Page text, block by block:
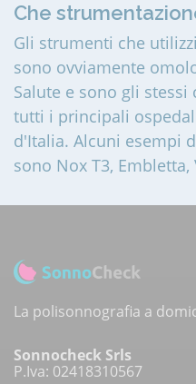
Che
Gli strumenti che
sono ovviamente
Salute e sono gli
tutti i principali
d'Italia. Alcuni esempi
sono Nox T3,
La polisonnografia a
Sonnocheck Srls
P.Iva: 02418310567